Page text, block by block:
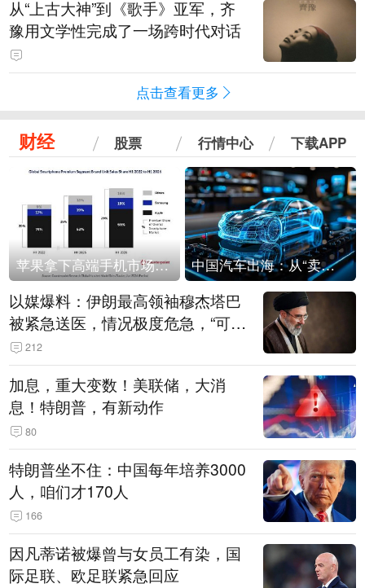
从“上古大神”到《歌手》亚军，齐
豫用文学性完成了一场跨时代对话
点击查看更多
财经 股票 行情中心 下载APP
苹果拿下高端手机市场65%的份额：iPhone 17系列功不可没 中国汽车出海：从“卖出去”到“走进去”
以媒爆料：伊朗最高领袖穆杰塔巴
被紧急送医，情况极度危急，“可能
随时会死去”
212
加息，重大变数！美联储，大消
息！特朗普，有新动作
80
特朗普坐不住：中国每年培养3000
人，咱们才170人
166
因凡蒂诺被爆曾与女员工有染，国
际足联、欧足联紧急回应